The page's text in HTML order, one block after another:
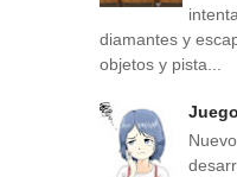
diamantes y
objetos y pista...